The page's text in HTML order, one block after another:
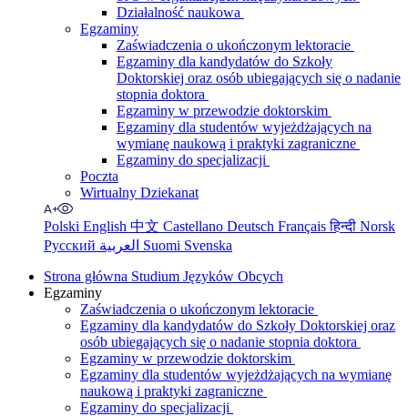
Działalność naukowa
Egzaminy
Zaświadczenia o ukończonym lektoracie
Egzaminy dla kandydatów do Szkoły
Doktorskiej oraz osób ubiegających się o nadanie
stopnia doktora
Egzaminy w przewodzie doktorskim
Egzaminy dla studentów wyjeżdżających na
wymianę naukową i praktyki zagraniczne
Egzaminy do specjalizacji
Poczta
Wirtualny Dziekanat
Polski English 中文 Castellano Deutsch Françaisहिन्दी Norsk
Русский
Suomi Svenska
Strona główna Studium Języków Obcych
Egzaminy
Zaświadczenia o ukończonym lektoracie
Egzaminy dla kandydatów do Szkoły Doktorskiej oraz
osób ubiegających się o nadanie stopnia doktora
Egzaminy w przewodzie doktorskim
Egzaminy dla studentów wyjeżdżających na wymianę
naukową i praktyki zagraniczne
Egzaminy do specjalizacji